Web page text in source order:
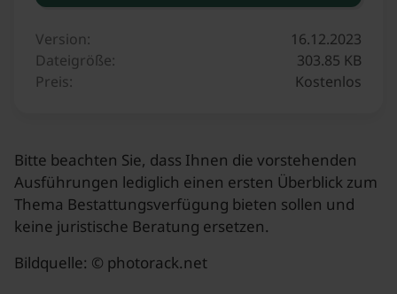
Version:
16.12.2023
Dateigröße:
303.85 KB
Preis:
Kostenlos
Bitte beachten Sie, dass Ihnen die vorstehenden
Ausführungen lediglich einen ersten Überblick zum
Thema Bestattungsverfügung bieten sollen und
keine juristische Beratung ersetzen.
Bildquelle: © photorack.net